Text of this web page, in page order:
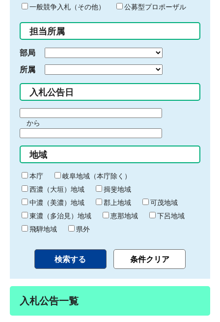
ド
入
力
一般競争入札（その他）
公募型プロポーザル
担当所属
部局
所属
入札公告日
間
始
り
から
間
終
わ
り
地域
本庁
岐阜地域（本庁除く）
西濃（大垣）地域
揖斐地域
中濃（美濃）地域
郡上地域
可茂地域
東濃（多治見）地域
恵那地域
下呂地域
飛騨地域
県外
入札公告一覧